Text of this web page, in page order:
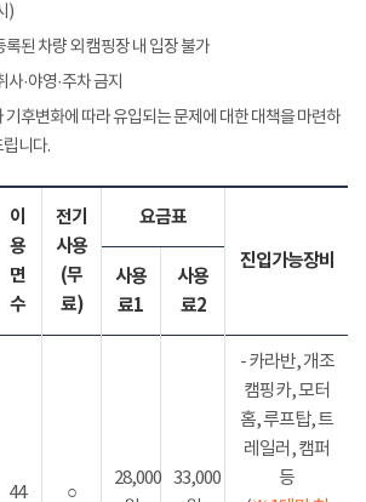
)
된 차량 외 캠핑장 내 입장 불가
·야영·주차 금지
기후변화에 따라 유입되는 문제에 대한 대책을 마련하
니다.
이
용
면
수
전기
사용
(무
료)
요금표
진입가능장비
사용
료1
사용
료2
44 ○
28,000 33,000
- 카라반, 개조
캠핑카, 모터
홈, 루프탑, 트
레일러, 캠퍼
등